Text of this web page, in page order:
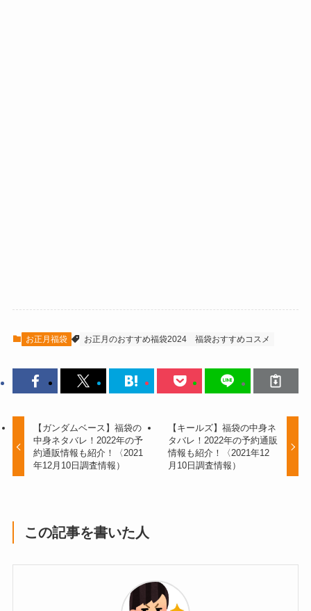
お正月福袋 お正月のおすすめ福袋2024 福袋おすすめコスメ
【ガンダムベース】福袋の
中身ネタバレ！2022年の予
約通販情報も紹介！〈2021
年12月10日調査情報）
【キールズ】福袋の中身ネ
タバレ！2022年の予約通販
情報も紹介！〈2021年12
月10日調査情報）
この記事を書いた人